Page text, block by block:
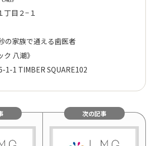
丁目２−１
の家族で通える歯医者
ク 八潮》
1-1 TIMBER SQUARE102
次の記事